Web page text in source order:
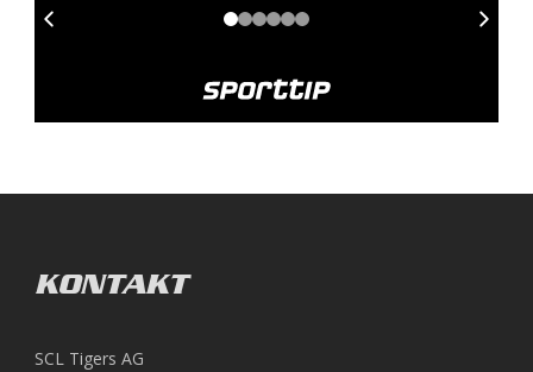
KONTAKT
SCL Tigers AG